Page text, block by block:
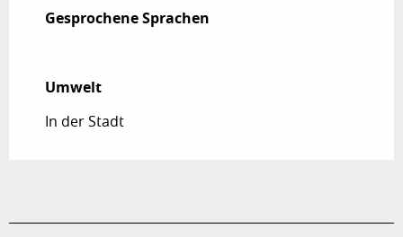
Gesprochene Sprachen
Gesprochene Sprachen
Umwelt
Umwelt
In der Stadt